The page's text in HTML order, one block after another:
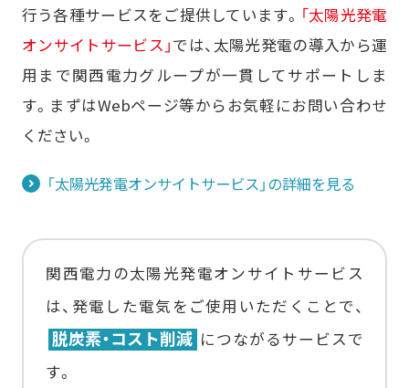
行う各種サービスをご提供しています。 「太陽光発電
オンサイトサービス」では、太陽光発電の導入から運
用まで関西電力グループが一貫してサポートしま
す。まずはWebページ等からお気軽にお問い合わせ
ください。
「太陽光発電オンサイトサービス」の詳細を見る
関西電力の太陽光発電オンサイトサービス
は、発電した電気をご使用いただくことで、
脱炭素・コスト削減 につながるサービスで
す。